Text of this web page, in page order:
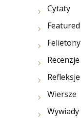
Cytaty
Featured
Felietony
Recenzje
Refleksje
Wiersze
Wywiady